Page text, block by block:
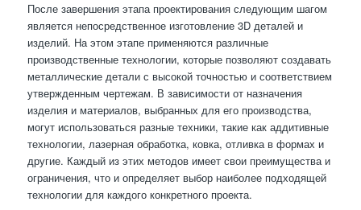
После завершения этапа проектирования следующим шагом
является непосредственное изготовление 3D деталей и
изделий. На этом этапе применяются различные
производственные технологии, которые позволяют создавать
металлические детали с высокой точностью и соответствием
утвержденным чертежам. В зависимости от назначения
изделия и материалов, выбранных для его производства,
могут использоваться разные техники, такие как аддитивные
технологии, лазерная обработка, ковка, отливка в формах и
другие. Каждый из этих методов имеет свои преимущества и
ограничения, что и определяет выбор наиболее подходящей
технологии для каждого конкретного проекта.